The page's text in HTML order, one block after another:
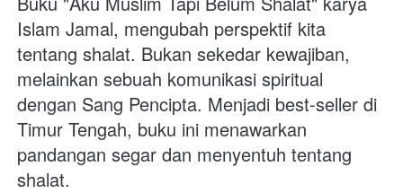
Islam Jamal, mengubah perspektif kita
tentang shalat. Bukan sekedar kewajiban,
melainkan sebuah komunikasi spiritual
dengan Sang Pencipta. Menjadi best-seller di
Timur Tengah, buku ini menawarkan
pandangan segar dan menyentuh tentang
shalat.